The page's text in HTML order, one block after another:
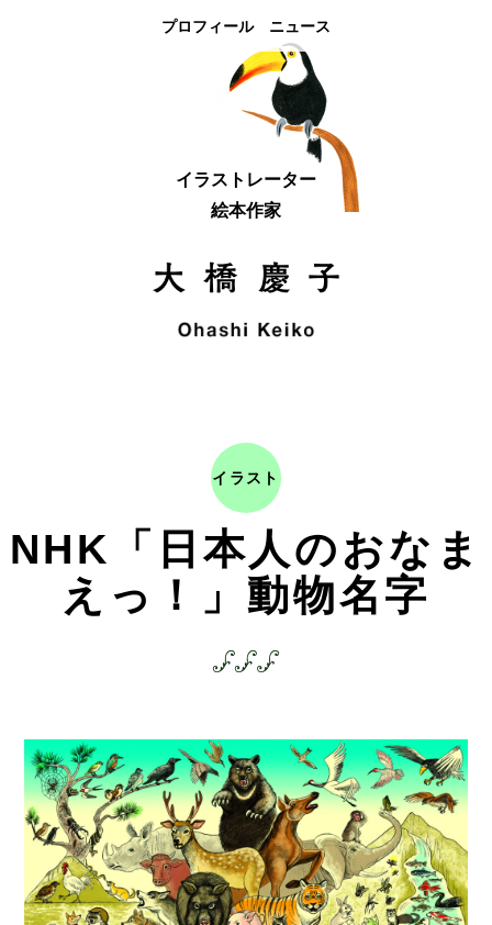
イラストレーター
絵本作家
プロフィール ニュース
イラスト
NHK「日本人のおなま
えっ！」動物名字